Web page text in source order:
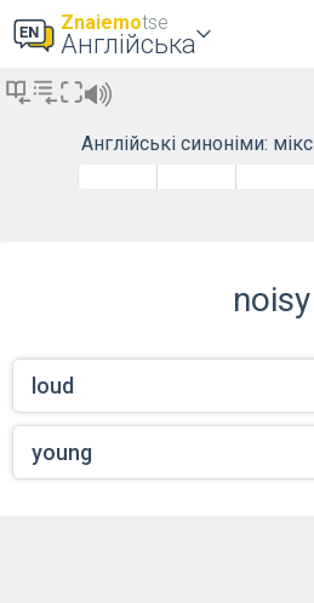
Znaiemotse
Англійська
Англійські синоніми: мікс
noisy
loud
young